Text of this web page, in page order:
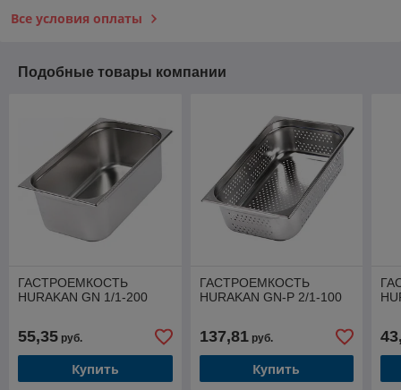
Все условия оплаты
Подобные товары компании
ГАСТРОЕМКОСТЬ
HURAKAN GN 1/1-200
55,35 руб.
Купить
ГАСТРОЕМКОСТЬ
HURAKAN GN-P 2/1-100
137,81руб.
Купить